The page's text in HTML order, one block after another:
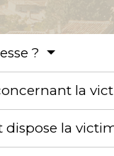
?
la
la